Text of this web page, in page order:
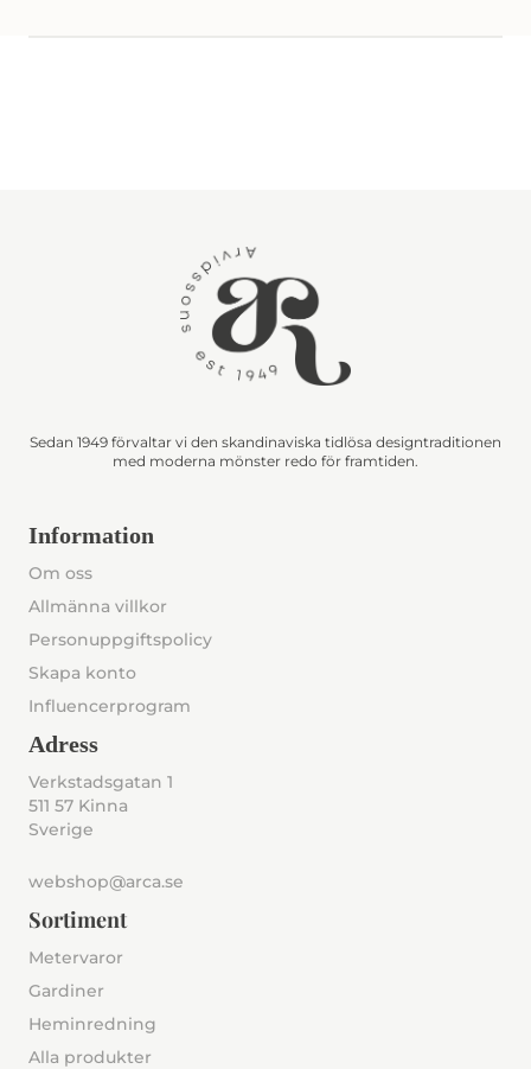
Sedan 1949 förvaltar vi den skandinaviska tidlösa designtraditionen
med moderna mönster redo för framtiden.
Information
Om oss
Allmänna villkor
Personuppgiftspolicy
Skapa konto
Influencerprogram
Adress
Verkstadsgatan 1
511 57 Kinna
Sverige
webshop@arca.se
Sortiment
Metervaror
Gardiner
Heminredning
Alla produkter